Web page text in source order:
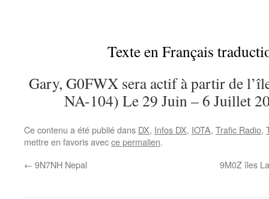
Texte en Français
Gary, G0FWX sera actif à partir de
NA-104) Le 29 Juin – 6 Juillet
Ce contenu a été publié dans DX, Infos DX, IOTA, Trafic Radio,
mettre en favoris avecce permalien.
← 9N7NH Nepal 9M0Z îles